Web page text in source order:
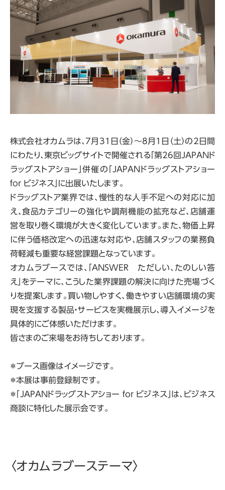
株式会社オカムラは、7月31日（金）～8月1日（土）の2日間
にわたり、東京ビッグサイトで開催される「第26回JAPANド
ラッグストアショー」併催の「JAPANドラッグストアショー
for ビジネス」に出展いたします。
ドラッグストア業界では、慢性的な人手不足への対応に加
え、食品カテゴリーの強化や調剤機能の拡充など、店舗運
営を取り巻く環境が大きく変化しています。また、物価上昇
に伴う価格改定への迅速な対応や、店舗スタッフの業務負
荷軽減も重要な経営課題となっています。
オカムラブースでは、「ANSWER ただしい、たのしい答
え」をテーマに、こうした業界課題の解決に向けた売場づく
りを提案します。買い物しやすく、働きやすい店舗環境の実
現を支援する製品・サービスを実機展示し、導入イメージを
具体的にご体感いただけます。
皆さまのご来場をお待ちしております。
＊ブース画像はイメージです。
＊本展は事前登録制です。
＊「JAPANドラッグストアショー for ビジネス」は、ビジネス
商談に特化した展示会です。
〈オカムラブーステーマ〉